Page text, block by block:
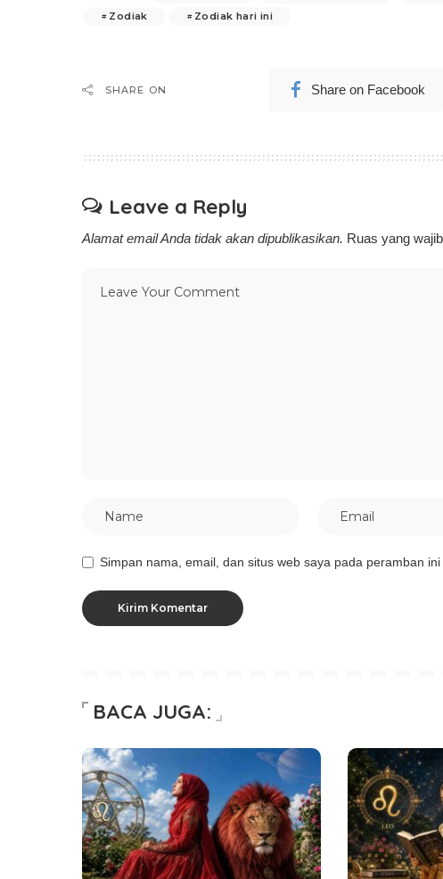
Zodiak
Zodiak hari ini
SHARE ON Share on Facebook
Leave a Reply
Alamat email Anda tidak akan dipublikasikan. Ruas yang
Simpan nama, email, dan situs web saya pada peramban
BACA JUGA: